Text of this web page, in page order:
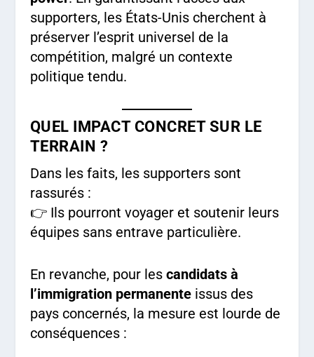
supporters, les États-Unis cherchent à
préserver l’esprit universel de la
compétition, malgré un contexte
politique tendu.
QUEL IMPACT CONCRET SUR LE
TERRAIN ?
Dans les faits, les supporters sont
rassurés :
👉 Ils pourront voyager et soutenir leurs
équipes sans entrave particulière.
En revanche, pour les candidats à
l’immigration permanenteissus des
pays concernés, la mesure est lourde de
conséquences :